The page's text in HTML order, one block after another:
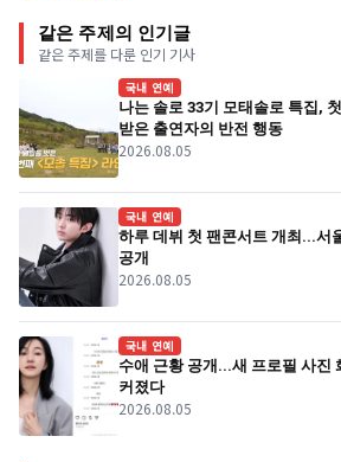
같은 주제의 인기글
같은 주제를 다룬 인기 기사
국내 연예
나는 솔로 33기 모태솔로 특집,
받은 출연자의 반전 행동
2026.08.05
국내 연예
하루 데뷔 첫 팬콘서트 개최...서
공개
2026.08.05
국내 연예
수애 근황 공개...새 프로필 사진
커졌다
2026.08.05